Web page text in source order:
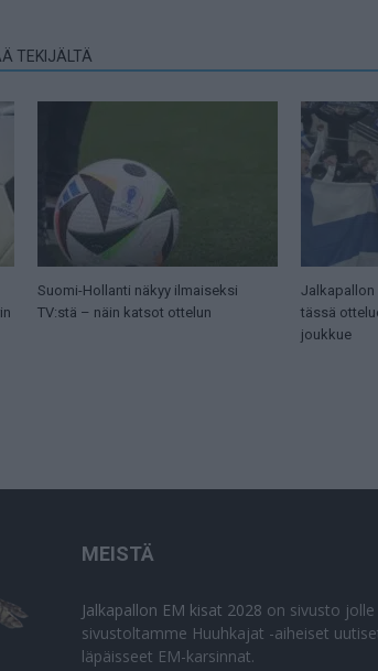
TEKIJÄLTÄ
Suomi-Hollanti näkyy ilmaiseksi
TV:stä – näin katsot ottelun
Jalkapallon
tässä
joukkue
MEISTÄ
Jalkapallon EM kisat 2028 on sivusto
sivustoltamme Huuhkajat -aiheiset
läpäisseet EM-karsinnat.